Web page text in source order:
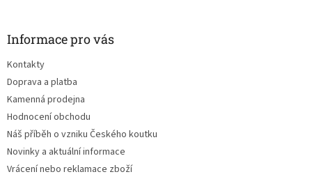
Informace pro vás
Kontakty
Doprava a platba
Kamenná prodejna
Hodnocení obchodu
Náš příběh o vzniku Českého koutku
Novinky a aktuální informace
Vrácení nebo reklamace zboží